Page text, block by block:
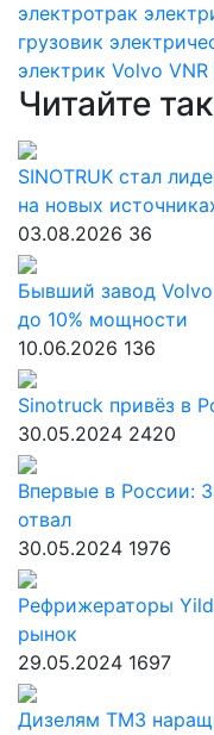
электротрак
грузовик
электрик Volvo
Читайте
SINOTRUK стал
на новых
03.08.2026 36
Бывший завод Volvo
до 10% мощности
10.06.2026 136
Sinotruck привёз в
30.05.2024 2420
Впервые в России:
отвал
30.05.2024 1976
Рефрижераторы
рынок
29.05.2024 1697
Дизелям ТМЗ